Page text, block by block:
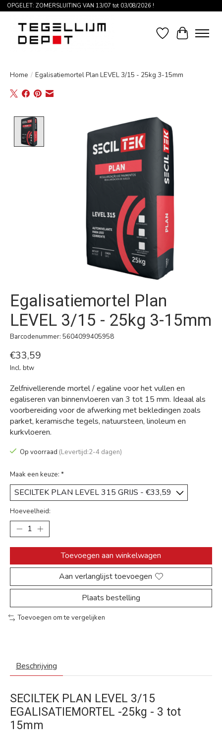
OPGELET: ZOMERSLUITING VAN 13/07 tot 03/08/2026 !
Verlanglijst
Home / Egalisatiemortel Plan LEVEL 3/15 - 25kg 3-15mm
Product image slideshow Items
Egalisatiemortel Plan
LEVEL 3/15 - 25kg 3-15mm
Barcodenummer: 5604099405958
€33,59
Incl. btw
Zelfnivellerende mortel / egaline voor het vullen en
egaliseren van binnenvloeren van 3 tot 15 mm. Ideaal als
voorbereiding voor de afwerking met bekledingen zoals
parket, keramische tegels, natuursteen, linoleum en
kurkvloeren.
Op voorraad (Levertijd:2-4 dagen)
Maak een keuze: *
Hoeveelheid:
Toevoegen aan winkelwagen
Aan verlanglijst toevoegen
Plaats bestelling
Toevoegen om te vergelijken
Beschrijving
SECILTEK PLAN LEVEL 3/15
EGALISATIEMORTEL -25kg - 3 tot
15mm